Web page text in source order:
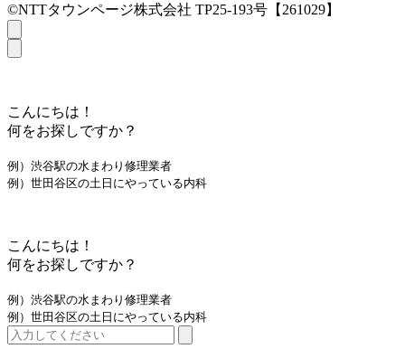
©NTTタウンページ株式会社 TP25-193号【261029】
こんにちは！
何をお探しですか？
例）渋谷駅の水まわり修理業者
例）世田谷区の土日にやっている内科
こんにちは！
何をお探しですか？
例）渋谷駅の水まわり修理業者
例）世田谷区の土日にやっている内科